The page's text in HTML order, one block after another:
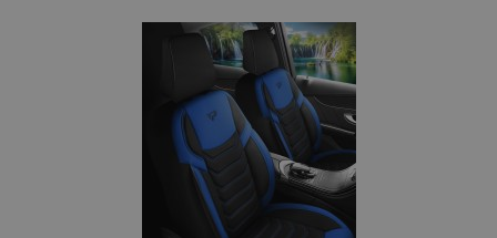
aan
verlanglijst